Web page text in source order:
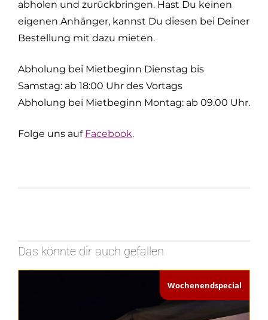
abholen und zurückbringen. Hast Du keinen
eigenen Anhänger, kannst Du diesen bei Deiner
Bestellung mit dazu mieten.
Abholung bei Mietbeginn Dienstag bis
Samstag: ab 18:00 Uhr des Vortags
Abholung bei Mietbeginn Montag: ab 09.00 Uhr.
Folge uns auf Facebook.
Das könnte dir auch gefallen
Wochenendspecial